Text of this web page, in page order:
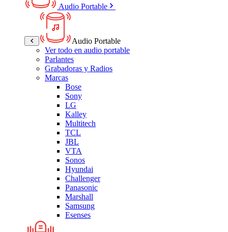
Audio Portable
Audio Portable
Ver todo en audio portable
Parlantes
Grabadoras y Radios
Marcas
Bose
Sony
LG
Kalley
Multitech
TCL
JBL
VTA
Sonos
Hyundai
Challenger
Panasonic
Marshall
Samsung
Esenses